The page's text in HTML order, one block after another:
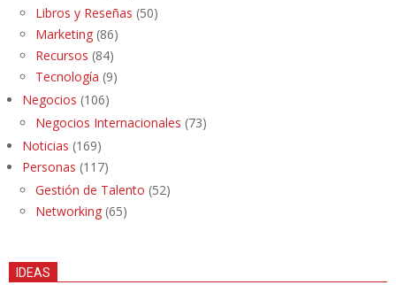
Libros y Reseñas (50)
Marketing (86)
Recursos (84)
Tecnología (9)
Negocios (106)
Negocios Internacionales (73)
Noticias (169)
Personas (117)
Gestión de Talento (52)
Networking (65)
IDEAS